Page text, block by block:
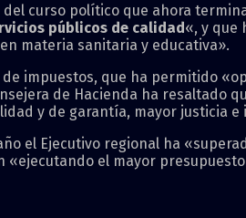
curso político que ahora
públicos de calidad«, y que
materia sanitaria y educativa».
impuestos, que ha permitido
de Hacienda ha resaltado
y de garantía, mayor justicia e
el Ejecutivo regional ha
«ejecutando el mayor